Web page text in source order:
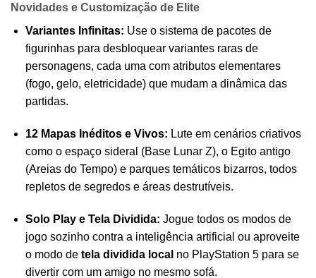
Novidades e Customização de Elite
Variantes Infinitas: Use o sistema de pacotes de
figurinhas para desbloquear variantes raras de
personagens, cada uma com atributos elementares
(fogo, gelo, eletricidade) que mudam a dinâmica das
partidas.
12 Mapas Inéditos e Vivos: Lute em cenários criativos
como o espaço sideral (Base Lunar Z), o Egito antigo
(Areias do Tempo) e parques temáticos bizarros, todos
repletos de segredos e áreas destrutíveis.
Solo Play e Tela Dividida: Jogue todos os modos de
jogo sozinho contra a inteligência artificial ou aproveite
o modo de tela dividida local no PlayStation 5 para se
divertir com um amigo no mesmo sofá.